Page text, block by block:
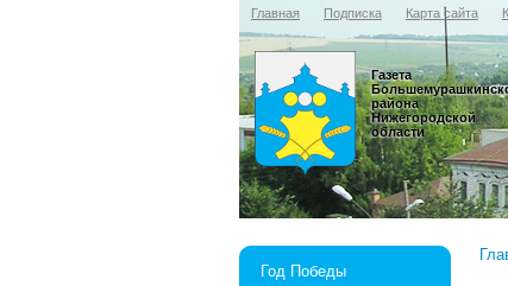
Главная Подписка Карта сайта
Газета
района
Нижегородской
области
Год Победы